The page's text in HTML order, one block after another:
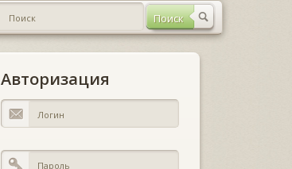
Авторизация